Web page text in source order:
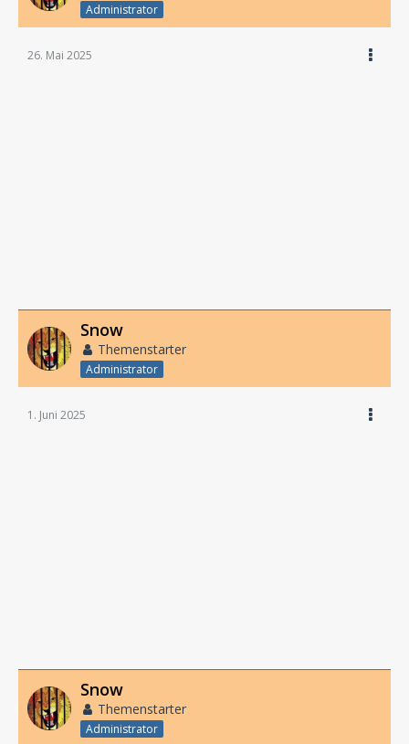
Administrator
26. Mai 2025
Snow
Themenstarter
Administrator
1. Juni 2025
Snow
Themenstarter
Administrator